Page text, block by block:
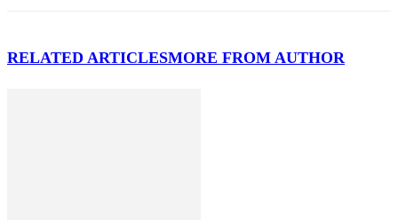
RELATED ARTICLESMORE FROM AUTHOR